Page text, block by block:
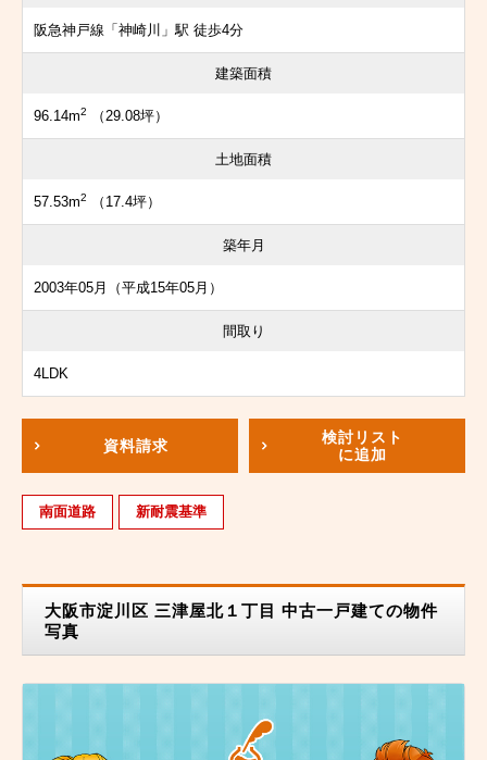
阪急神戸線「神崎川」駅 徒歩4分
建築面積
96.14m2 （29.08坪）
土地面積
57.53m2 （17.4坪）
築年月
2003年05月（平成15年05月）
間取り
4LDK
資料請求
検討リスト
に追加
南面道路 新耐震基準
大阪市淀川区 三津屋北１丁目 中古一戸建ての物件
写真